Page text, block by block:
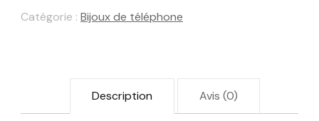
"Diana"
Catégorie : Bijoux de téléphone
Description Avis (0)